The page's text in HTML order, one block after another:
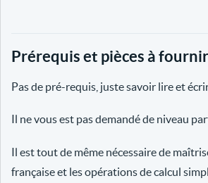
Prérequis et pièces à fournir
Pas de pré-requis, juste savoir lire et
Il ne vous est pas demandé de niveau
Il est tout de même nécessaire de
française et les opérations de calcul